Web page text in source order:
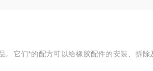
。它们*的配方可以给橡胶配件的安装、拆除